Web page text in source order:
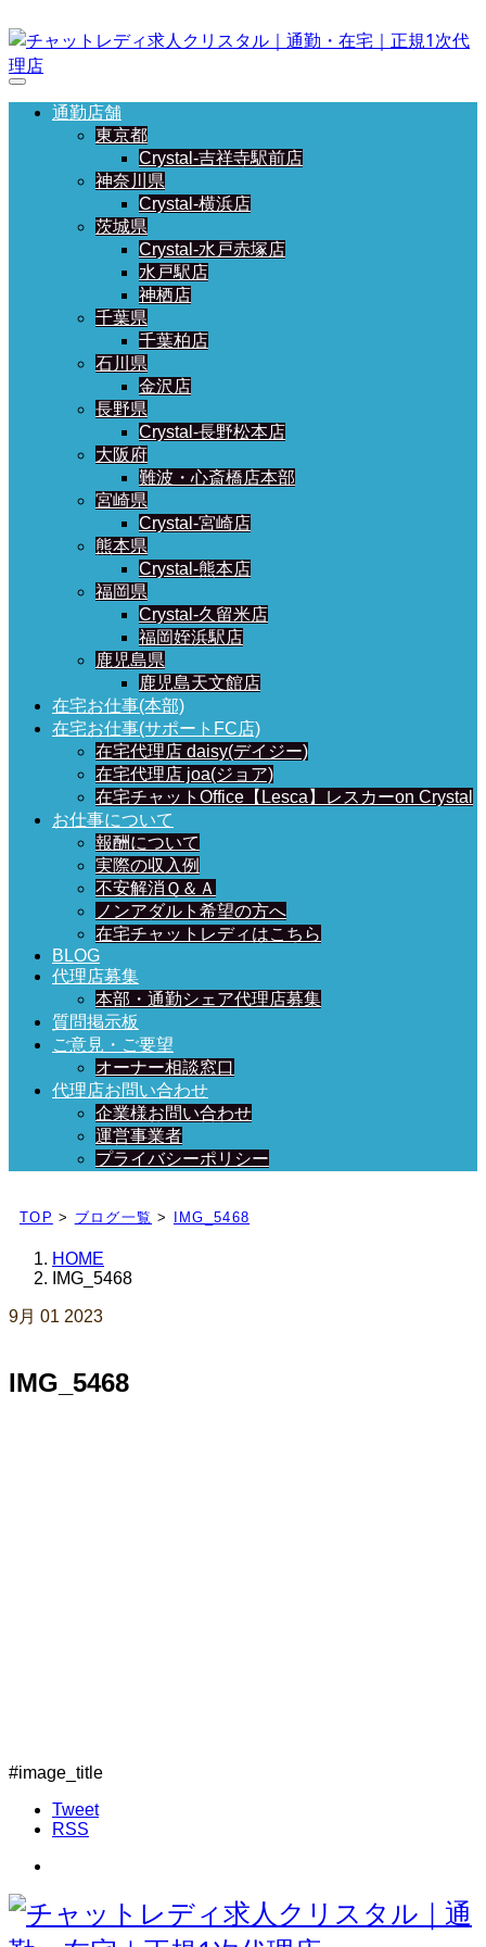
通勤店舗
東京都
Crystal-吉祥寺駅前店
神奈川県
Crystal-横浜店
茨城県
Crystal-水戸赤塚店
水戸駅店
神栖店
千葉県
千葉柏店
石川県
金沢店
長野県
Crystal-長野松本店
大阪府
難波・心斎橋店本部
宮崎県
Crystal-宮崎店
熊本県
Crystal-熊本店
福岡県
Crystal-久留米店
福岡姪浜駅店
鹿児島県
鹿児島天文館店
在宅お仕事(本部)
在宅お仕事(サポートFC店)
在宅代理店 daisy(デイジー)
在宅代理店 joa(ジョア)
在宅チャットOffice【Lesca】レスカーon Crystal
お仕事について
報酬について
実際の収入例
不安解消Ｑ＆Ａ
ノンアダルト希望の方へ
在宅チャットレディはこちら
BLOG
代理店募集
本部・通勤シェア代理店募集
質問掲示板
ご意見・ご要望
オーナー相談窓口
代理店お問い合わせ
企業様お問い合わせ
運営事業者
プライバシーポリシー
日々、ブログを更新中！
TOP > ブログ一覧 > IMG_5468
HOME
IMG_5468
9月 01 2023
IMG_5468
#image_title
Tweet
RSS